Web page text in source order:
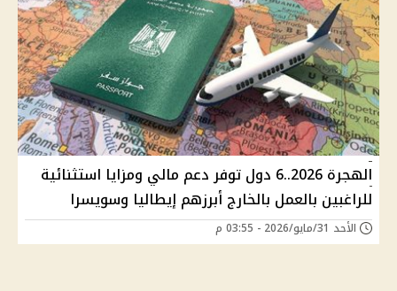
الهجرة 2026..6 دول توفر دعم مالي ومزايا استثنائية
للراغبين بالعمل بالخارج أبرزهم إيطاليا وسويسرا
الأحد 31/مايو/2026 - 03:55 م